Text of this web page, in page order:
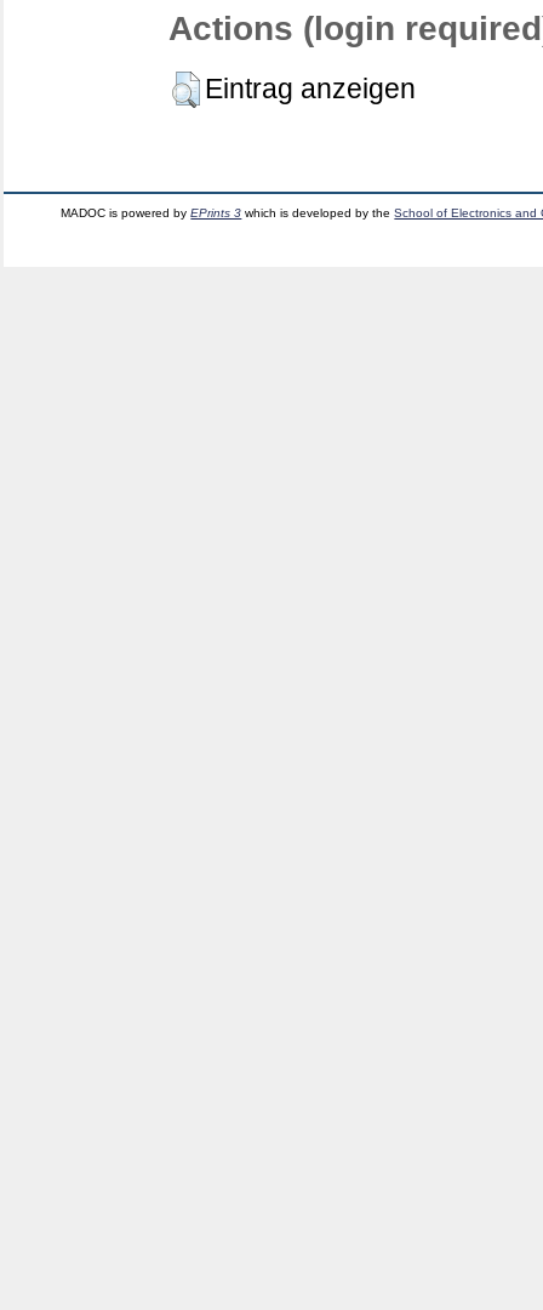
Actions (login
Eintrag anzeigen
MADOC is powered byEPrints 3 which is developed by theSchool of Electronics and